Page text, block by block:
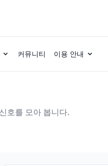
커뮤니티 이용 안내
호를 모아 봅니다.